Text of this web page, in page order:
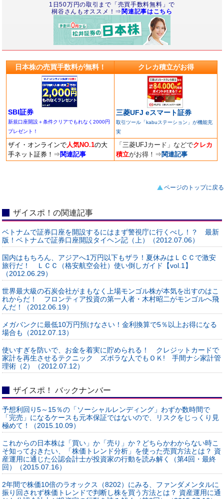
1日50万円の取引まで「売買手数料無料」で
桐谷さんもオススメ！⇒ 関連記事はこちら
日本株の売買手数料が無料！ クレカ積立がお得
SBI証券
新規口座開設＋条件クリアでもれなく2000円
プレゼント！
三菱UFJ eスマート証券
取引ツール「kabuステーション」が機能充
実
ザイ・オンラインで 人気NO.1の大
手ネット証券！ ⇒関連記事
「三菱UFJカード」などでクレカ
積立がお得！ ⇒関連記事
ページのトップに戻る
ザイスポ！の関連記事
ベトナムで証券口座を開設するにはまず警視庁に行くべし！？ 最新
版！ベトナムで証券口座開設タイヘン記（上）（2012.07.06）
国内はもちろん、アジアへ1万円以下もザラ！夏休みはＬＣＣで激安
旅行だ！ ＬＣＣ（格安航空会社）使い倒しガイド【vol.1】
（2012.06.29）
世界最大級の石炭会社がまもなく上場モンゴル株が本気を出すのはこ
れからだ！ フロンティア投資の第一人者・木村昭二がモンゴルへ飛
んだ！（2012.06.19）
メガバンクに最低10万円預けなさい！金利換算で5％以上お得になる
場合も（2012.07.13）
使いすぎを防いで、お金を着実に貯められる！ クレジットカードで
家計を再生させるテクニック ズボラな人でもＯＫ! 手間ナシ家計管
理術（2）（2012.07.12）
ザイスポ！ バックナンバー
予想利回り5～15％の「ソーシャルレンディング」わずか数時間で
「完売」になるケースも元本保証ではないので、リスクをじっくり見
極めて！（2015.10.09）
これからの日本株は「買い」か「売り」か？どちらかわからない時こ
そ知っておきたい、「株価トレンド分析」を使った売買方法とは？ 資
産運用に通じた公認会計士が投資家の行動を読み解く（第4回・最終
回）（2015.07.16）
2年間で株価10倍のラオックス（8202）にみる、ファンダメンタルに
振り回されず株価トレンドで判断し株を買う方法とは？ 資産運用に通